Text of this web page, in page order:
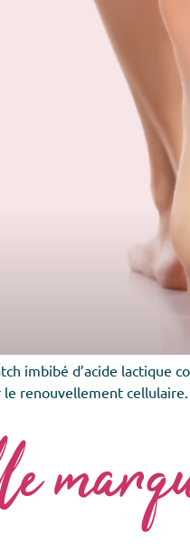
imbibé d’acide lactique
renouvellement